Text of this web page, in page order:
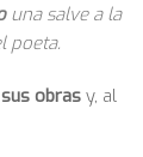
una salve a la
poeta.
obras y, al